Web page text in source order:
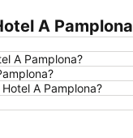
A Pamplona
A Pamplona?
A Pamplona?